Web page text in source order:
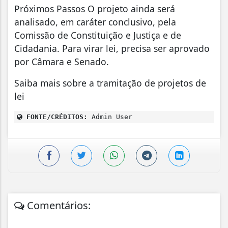
Próximos Passos O projeto ainda será
analisado, em caráter conclusivo, pela
Comissão de Constituição e Justiça e de
Cidadania. Para virar lei, precisa ser aprovado
por Câmara e Senado.
Saiba mais sobre a tramitação de projetos de
lei
FONTE/CRÉDITOS: Admin User
Comentários: